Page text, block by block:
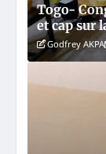
Togo-
et cap sur
Godfrey AKPA